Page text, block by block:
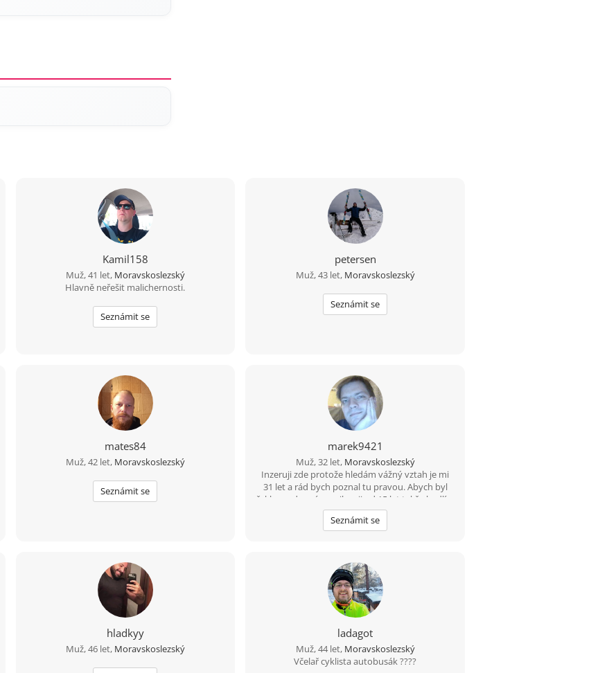
Kamil158
Muž, 41 let, Moravskoslezský
Hlavně neřešit malichernosti.
Seznámit se
petersen
Muž, 43 let, Moravskoslezský
Seznámit se
mates84
Muž, 42 let, Moravskoslezský
Seznámit se
marek9421
Muž, 32 let, Moravskoslezský
Inzeruji zde protože hledám vážný vztah je mi
31 let a rád bych poznal tu pravou. Abych byl
řekl pravdu mám epilepsii od 15 let takže bydlím
s mamkou v Havířově nemějte mi to za zlé.
Takže prosím jen ty co to myslí vážně. Jinak mezi
kterým se dá sednout normálně se sním bavit
smát a budovat vztah budu rád za tvou
odpověď.
Seznámit se
hladkyy
Muž, 46 let, Moravskoslezský
ladagot
Muž, 44 let, Moravskoslezský
Včelař cyklista autobusák ????